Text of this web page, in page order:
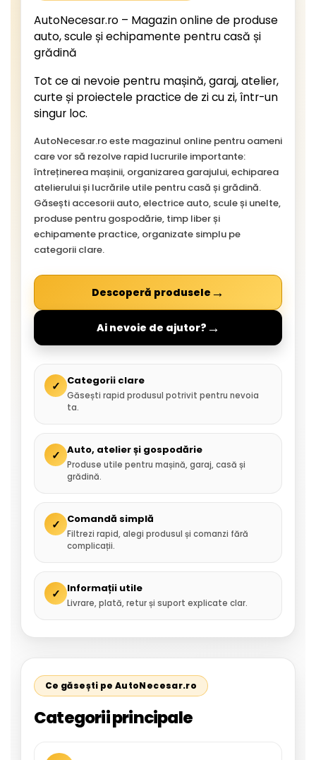
AutoNecesar.ro – Magazin online de produse
auto, scule și echipamente pentru casă și
grădină
Tot ce ai nevoie pentru mașină, garaj, atelier,
curte și proiectele practice de zi cu zi, într-un
singur loc.
AutoNecesar.ro este magazinul online pentru oameni
care vor să rezolve rapid lucrurile importante:
întreținerea mașinii, organizarea garajului, echiparea
atelierului și lucrările utile pentru casă și grădină.
Găsești accesorii auto, electrice auto, scule și unelte,
produse pentru gospodărie, timp liber și
echipamente practice, organizate simplu pe
categorii clare.
Descoperă produsele →
Ai nevoie de ajutor? →
✓ Categorii clare
Găsești rapid produsul potrivit pentru nevoia
ta.
✓ Auto, atelier și gospodărie
Produse utile pentru mașină, garaj, casă și
grădină.
✓ Comandă simplă
Filtrezi rapid, alegi produsul și comanzi fără
complicații.
✓ Informații utile
Livrare, plată, retur și suport explicate clar.
Ce găsești pe AutoNecesar.ro
Categorii principale